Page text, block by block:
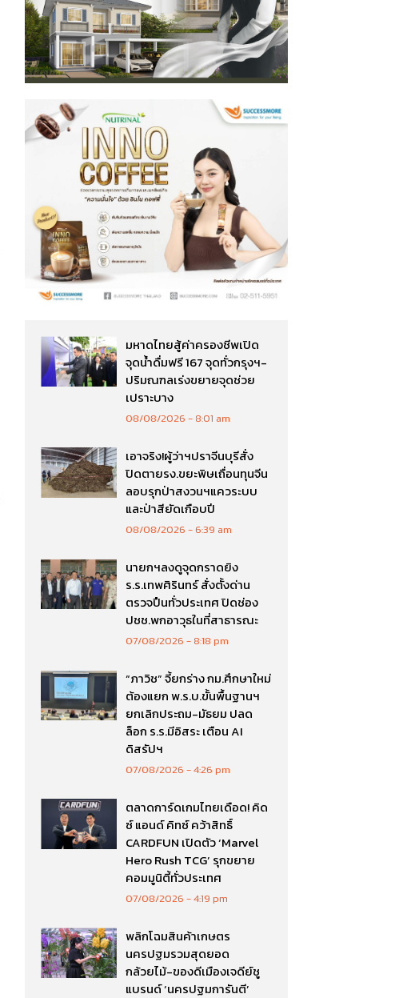
มหาดไทยสู้ค่าครองชีพเปิด
จุดน้ำดื่มฟรี 167 จุดทั่วกรุงฯ-
ปริมณฑลเร่งขยายจุดช่วย
เปราะบาง
08/08/2026 8:01 am
เอาจริง!ผู้ว่าฯปราจีนบุรีสั่ง
ปิดตายรง.ขยะพิษเถื่อนทุนจีน
ลอบรุกป่าสงวนฯแควระบบ
และป่าสียัดเกือบปี
08/08/2026 6:39 am
นายกฯลงดูจุดกราดยิง
ร.ร.เทพศิรินทร์ สั่งตั้งด่าน
ตรวจปืนทั่วประเทศ ปิดช่อง
ปชช.พกอาวุธในที่สาธารณะ
07/08/2026 8:18 pm
“ภาวิช” จี้ยกร่าง กม.ศึกษาใหม่
ต้องแยก พ.ร.บ.ขั้นพื้นฐานฯ
ยกเลิกประถม-มัธยม ปลด
ล็อก ร.ร.มีอิสระ เตือน AI
ดิสรัปฯ
07/08/2026 4:26 pm
ตลาดการ์ดเกมไทยเดือด! คิด
ซ์ แอนด์ คิทซ์ คว้าสิทธิ์
CARDFUN เปิดตัว ‘Marvel
Hero Rush TCG’ รุกขยาย
คอมมูนิตี้ทั่วประเทศ
07/08/2026 4:19 pm
พลิกโฉมสินค้าเกษตร
นครปฐมรวมสุดยอด
กล้วยไม้-ของดีเมืองเจดีย์ชู
แบรนด์ ‘นครปฐมการันตี’